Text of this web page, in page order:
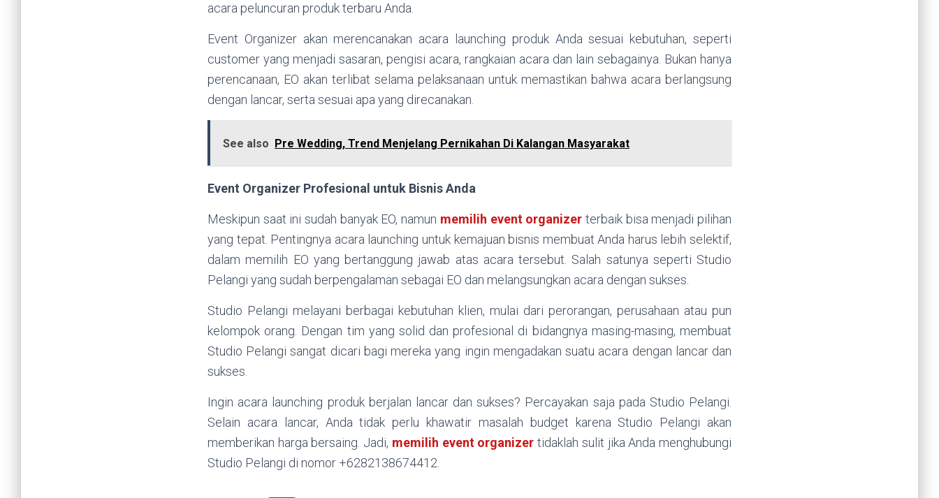
acara peluncuran produk terbaru Anda.
Event Organizer akan merencanakan acara launching produk Anda sesuai kebutuhan, seperti
customer yang menjadi sasaran, pengisi acara, rangkaian acara dan lain sebagainya. Bukan hanya
perencanaan, EO akan terlibat selama pelaksanaan untuk memastikan bahwa acara berlangsung
dengan lancar, serta sesuai apa yang direcanakan.
See also Pre Wedding, Trend Menjelang Pernikahan Di Kalangan Masyarakat
Event Organizer Profesional untuk Bisnis Anda
Meskipun saat ini sudah banyak EO, namun memilih event organizer terbaik bisa menjadi pilihan
yang tepat. Pentingnya acara launching untuk kemajuan bisnis membuat Anda harus lebih selektif,
dalam memilih EO yang bertanggung jawab atas acara tersebut. Salah satunya seperti Studio
Pelangi yang sudah berpengalaman sebagai EO dan melangsungkan acara dengan sukses.
Studio Pelangi melayani berbagai kebutuhan klien, mulai dari perorangan, perusahaan atau pun
kelompok orang. Dengan tim yang solid dan profesional di bidangnya masing-masing, membuat
Studio Pelangi sangat dicari bagi mereka yang ingin mengadakan suatu acara dengan lancar dan
sukses.
Ingin acara launching produk berjalan lancar dan sukses? Percayakan saja pada Studio Pelangi.
Selain acara lancar, Anda tidak perlu khawatir masalah budget karena Studio Pelangi akan
memberikan harga bersaing. Jadi, memilih event organizertidaklah sulit jika Anda menghubungi
Studio Pelangi di nomor +6282138674412.